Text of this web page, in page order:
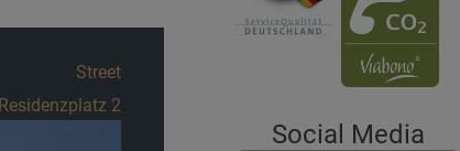
Street
Residenzplatz 2
Social Media